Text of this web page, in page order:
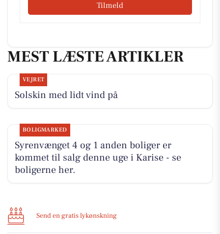
Tilmeld
MEST LÆSTE ARTIKLER
VEJRET
Solskin med lidt vind på
BOLIGMARKED
Syrenvænget 4 og 1 anden boliger er
kommet til salg denne uge i Karise - se
boligerne her.
Send en gratis lykønskning